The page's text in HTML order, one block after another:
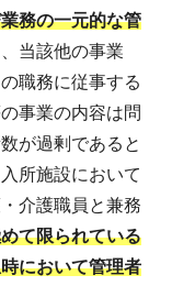
務の一元的な管
当該他の事業
職務に従事する
事業の内容は問
が過剰であると
所施設において
介護職員と兼務
て限られている
において管理者